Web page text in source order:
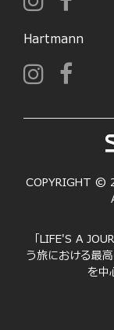
Hartmann
COPYRIGHT ©
「LIFE'S A
う旅における最
を中